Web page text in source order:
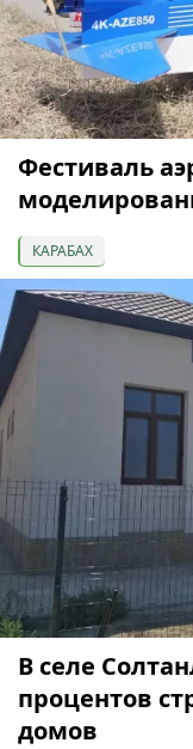
Фестиваль
КАРАБАХ
В селе
процентов
домов